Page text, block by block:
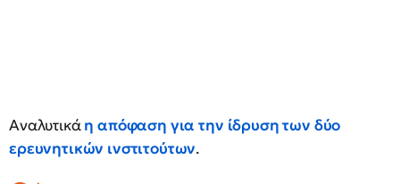
Αναλυτικάη απόφαση για την ίδρυση των δύο
ερευνητικών ινστιτούτων.